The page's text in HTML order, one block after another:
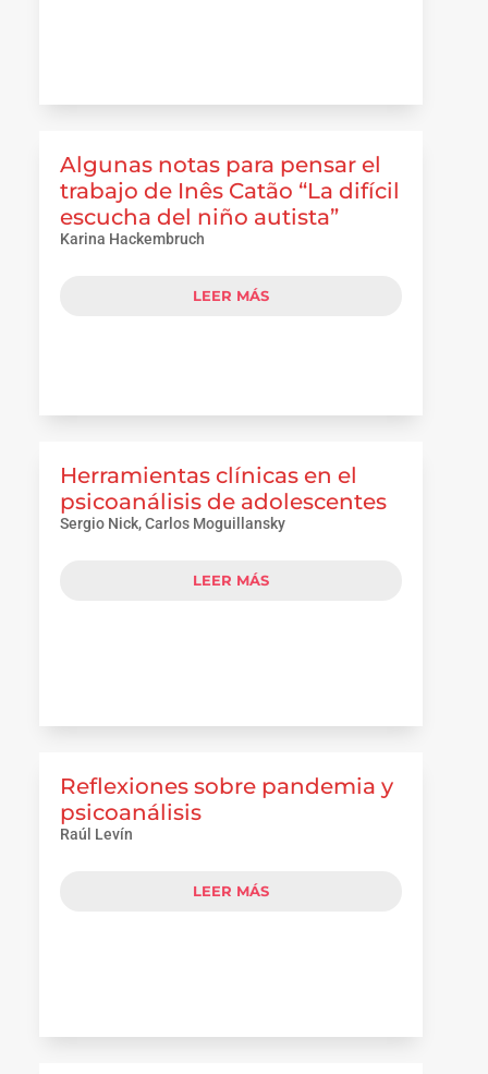
Algunas notas para pensar el
trabajo de Inês Catão “La difícil
escucha del niño autista”
Karina Hackembruch
LEER MÁS
Herramientas clínicas en el
psicoanálisis de adolescentes
Sergio Nick, Carlos Moguillansky
LEER MÁS
Reflexiones sobre pandemia y
psicoanálisis
Raúl Levín
LEER MÁS